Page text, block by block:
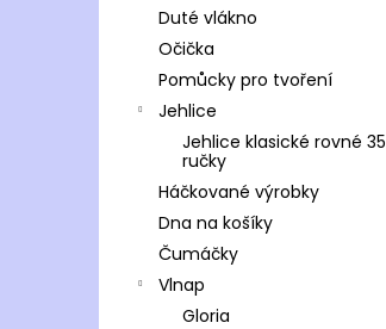
Duté vlákno
Očička
Pomůcky pro tvoření
Jehlice
Jehlice klasické rovné
ručky
Háčkované výrobky
Dna na košíky
Čumáčky
Vlnap
Gloria